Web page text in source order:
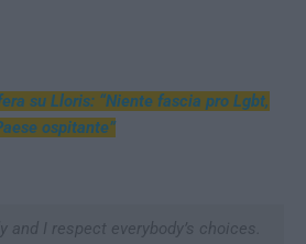
su Lloris: “Niente fascia pro Lgbt,
ospitante”
and I respect everybody’s choices.